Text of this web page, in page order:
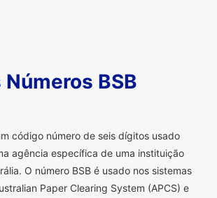
BSB
código número de seis dígitos usado
agência específica de uma instituição
O número BSB é usado nos sistemas
Paper Clearing System (APCS) e